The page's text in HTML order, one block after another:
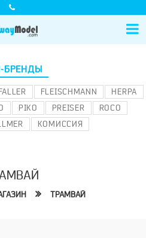
БРЕНДЫ
FLEISCHMANN
HERPA
PIKO PREISER
ROCO
КОМИССИЯ
ТРАМВАЙ